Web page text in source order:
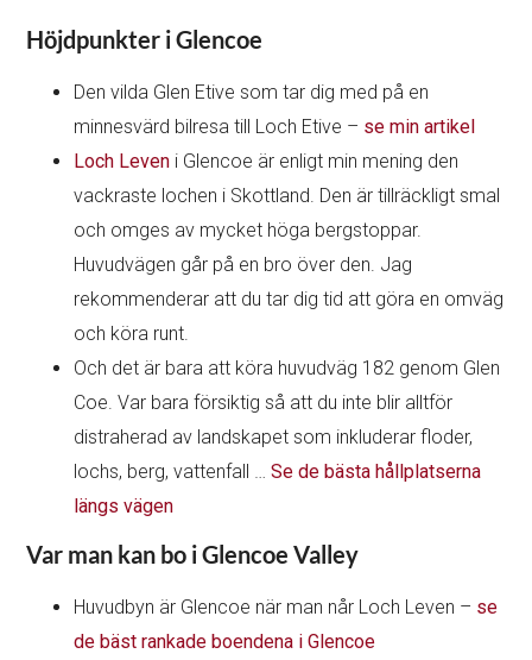
Höjdpunkter i Glencoe
Den vilda Glen Etive som tar dig med på en
minnesvärd bilresa till Loch Etive – se min artikel
Loch Leven i Glencoe är enligt min mening den
vackraste lochen i Skottland. Den är tillräckligt smal
och omges av mycket höga bergstoppar.
Huvudvägen går på en bro över den. Jag
rekommenderar att du tar dig tid att göra en omväg
och köra runt.
Och det är bara att köra huvudväg 182 genom Glen
Coe. Var bara försiktig så att du inte blir alltför
distraherad av landskapet som inkluderar floder,
lochs, berg, vattenfall …Se de bästa hållplatserna
längs vägen
Var man kan bo i Glencoe Valley
Huvudbyn är Glencoe när man når Loch Leven – se
de bäst rankade boendena i Glencoe